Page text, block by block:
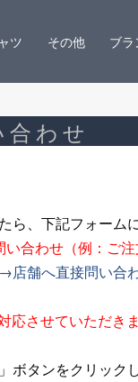
ツ その他 ブラ
合わせ
、下記フォーム
合わせ（例：ご
→店舗へ直接問い合
させていただきま
タンをクリック